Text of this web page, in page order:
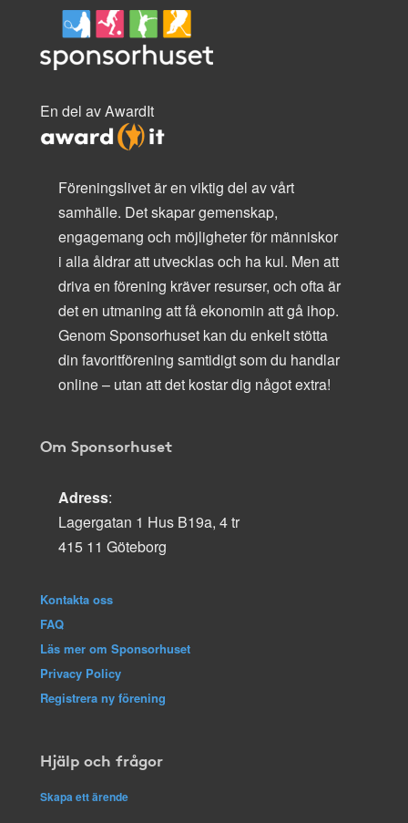
En del av AwardIt
Föreningslivet är en viktig del av vårt
samhälle. Det skapar gemenskap,
engagemang och möjligheter för människor
i alla åldrar att utvecklas och ha kul. Men att
driva en förening kräver resurser, och ofta är
det en utmaning att få ekonomin att gå ihop.
Genom Sponsorhuset kan du enkelt stötta
din favoritförening samtidigt som du handlar
online – utan att det kostar dig något extra!
Om Sponsorhuset
Adress:
Lagergatan 1 Hus B19a, 4 tr
415 11 Göteborg
Kontakta oss
FAQ
Läs mer om Sponsorhuset
Privacy Policy
Registrera ny förening
Hjälp och frågor
Skapa ett ärende